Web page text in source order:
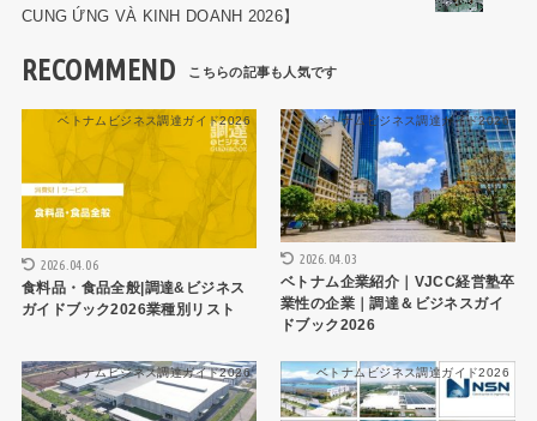
CUNG ỨNG VÀ KINH DOANH 2026】
RECOMMEND
ベトナムビジネス調達ガイド2026
2026.04.06
食料品・食品全般|調達&ビジネス
ガイドブック2026業種別リスト
ベトナムビジネス調達ガイド2026
2026.04.03
ベトナム企業紹介｜VJCC経営塾卒
業性の企業｜調達＆ビジネスガイ
ドブック2026
ベトナムビジネス調達ガイド2026 ベトナムビジネス調達ガイド2026